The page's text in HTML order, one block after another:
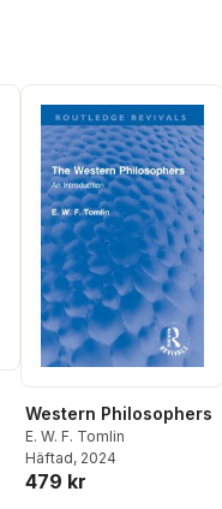
Western Philosophers
E. W. F. Tomlin
Häftad, 2024
479 kr